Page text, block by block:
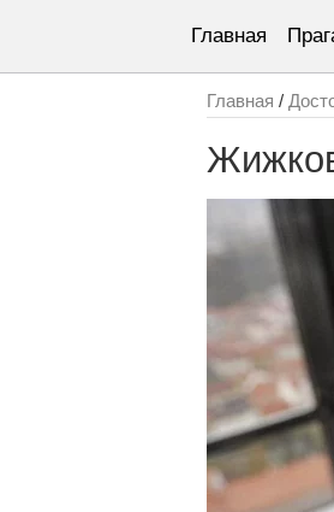
Главная
Главная /